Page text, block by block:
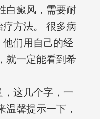
白癜风，需要耐
方法。 很多病
们用自己的经
就一定能看到希
这几个字，一
温馨提示一下，